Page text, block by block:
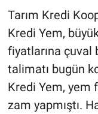
Tarım Kredi
Kredi Yem,
fiyatlarına çuval
talimatı bugün
Kredi Yem, yem
zam yapmıştı.